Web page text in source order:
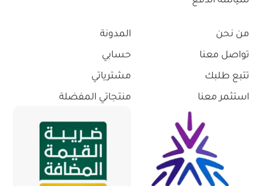
من نحن
تواصل معنا
تتبع طلبك
استثمر معنا
المدونة
حسابي
مشترياتي
منتجاتي المفضلة